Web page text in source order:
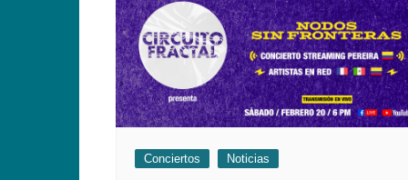
Conciertos Noticias